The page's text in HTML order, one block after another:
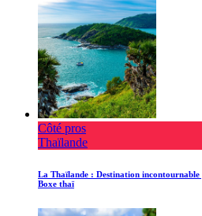
Côté pros
Thaïlande
La Thaïlande : Destination incontournable
Boxe thaï